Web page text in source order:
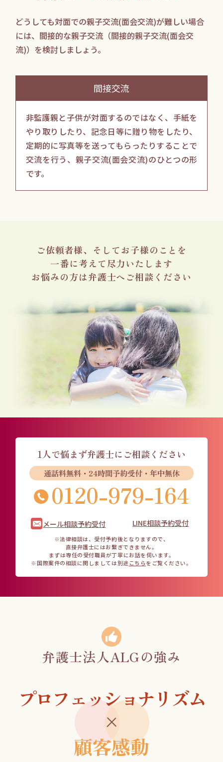
どうしても対面での親子交流(面会交流)が難しい場合
には、 間接的な親子交流（間接的親子交流(面会交
流)）を検討しましょう。
間接交流
非監護親と子供が対面するのではなく、手紙を
やり取りしたり、記念日等に贈り物をしたり、
定期的に写真等を送ってもらったりすることで
交流を行う、親子交流(面会交流)のひとつの形
です。
ご依頼者様、
そしてお子様のことを
一番に考えて尽力いたします
お悩みの方は弁護士へご相談ください
1人で悩まず弁護士にご相談ください
通話料無料・24時間予約受付・年中無休
0120-979-164
メール相談予約受付 LINE相談予約受付
※法律相談は、受付予約後となりますので、
直接弁護士にはお繋ぎできません。
まずは専任の受付職員が丁寧にお話を伺います。
※国際案件の相談に関しましては 別途 こちら をご覧ください。
弁護士法人ALGの強み
プロフェッショナリズム
顧客感動